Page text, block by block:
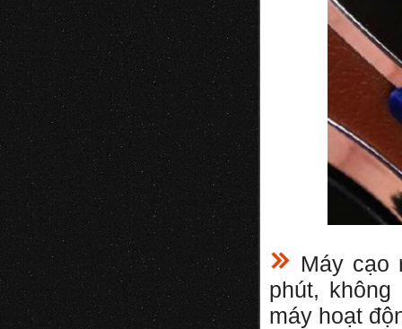
Máy cạo
phút,
máy hoạt